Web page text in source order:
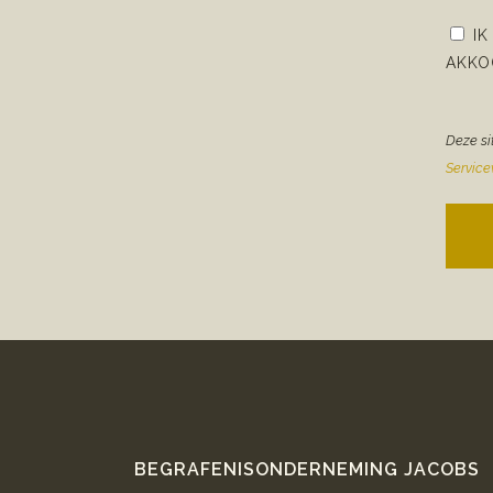
IK
Deze
BEGRAFENISONDERNEMING JACOBS